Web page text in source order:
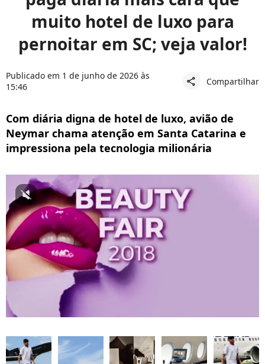
muito hotel de luxo para
pernoitar em SC; veja valor!
Publicado em 1 de junho de 2026 às
15:46
share Compartilhar
Com diária digna de hotel de luxo, avião de
Neymar chama atenção em Santa Catarina e
impressiona pela tecnologia milionária